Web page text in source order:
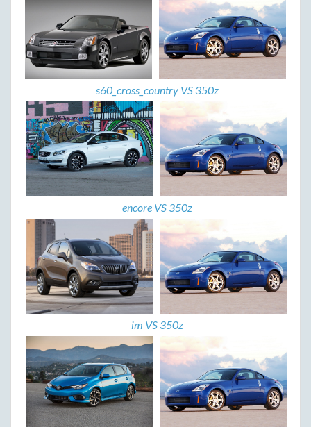
s60_cross_country VS 350z
encore VS 350z
im VS 350z